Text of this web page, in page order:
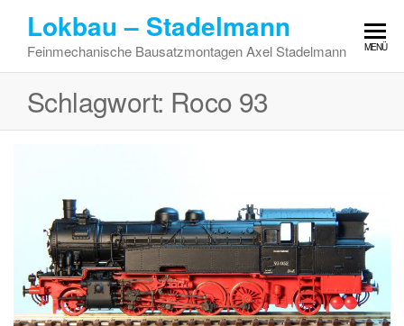
springen
Lokbau – Stadelmann
Feinmechanische Bausatzmontagen Axel Stadelmann MENÜ
Schlagwort: Roco 93